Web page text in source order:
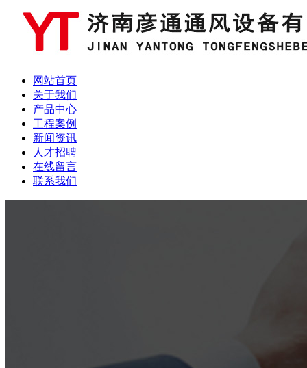
网站首页
关于我们
产品中心
工程案例
新闻资讯
人才招聘
在线留言
联系我们